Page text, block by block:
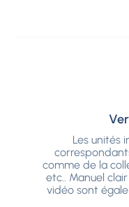
Les unités
comme de la
etc.. Manuel
vidéo sont
Les unités
comme de la
etc.. Manuel
vidéo sont